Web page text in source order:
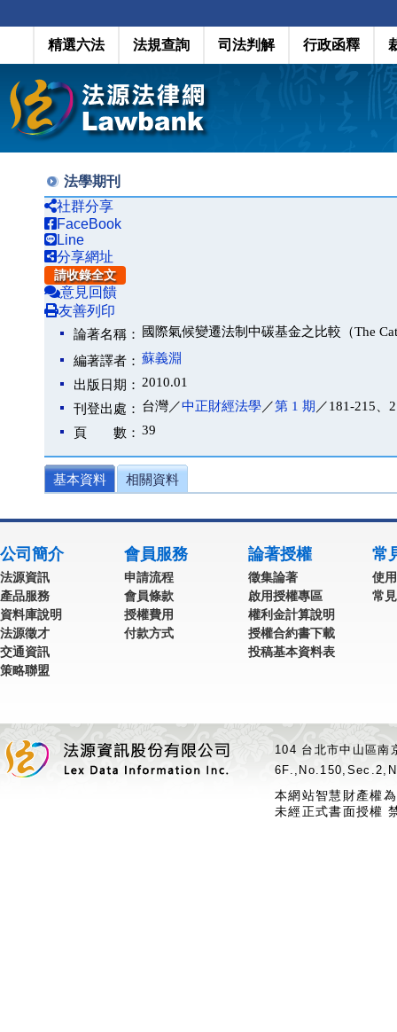
精選六法 法規查詢 司法判解 行政函釋
法學期刊
社群分享
FaceBook
Line
分享網址
請收錄全文
意見回饋
友善列印
論著名稱： 國際氣候變遷法制中碳基金之比較（The
編著譯者： 蘇義淵
出版日期： 2010.01
刊登出處： 台灣／中正財經法學／第 1 期 ／181-215、
頁 數： 39
基本資料 相關資料
公司簡介
法源資訊
產品服務
資料庫說明
法源徵才
交通資訊
策略聯盟
會員服務
申請流程
會員條款
授權費用
付款方式
論著授權
徵集論著
啟用授權專區
權利金計算說明
授權合約書下載
投稿基本資料表
常
使
常
104 台北市中山區
本網站智慧財產權
未經正式書面授權